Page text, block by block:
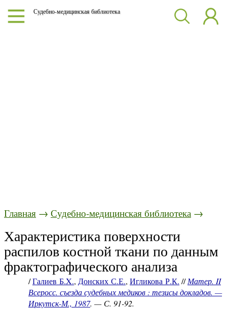
Судебно-медицинская библиотека
Главная → Судебно-медицинская библиотека →
Характеристика поверхности
распилов костной ткани по данным
фрактографического анализа
/Галиев Б.X., Донских С.Е., Игликова Р.К. //Матер. II
Всеросс. съезда судебных медиков : тезисы докладов. —
Иркутск-М., 1987. — С. 91-92.